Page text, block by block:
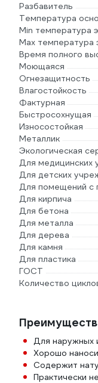
Разбавитель
Температура
Min температура
Max температура
Время полного
Моющаяся
Огнезащитность
Влагостойкость
Фактурная
Быстросохнущая
Износостойкая
Металлик
Экологическая
Для медицинских
Для детских
Для помещений с
Для кирпича
Для бетона
Для металла
Для дерева
Для камня
Для пластика
ГОСТ
Количество
Для наружных
Хорошо
Содержит
Практически